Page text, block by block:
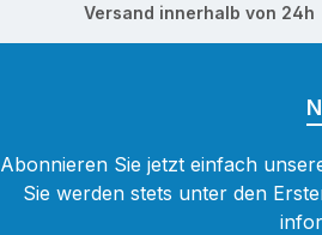
Versand innerhalb von 24h
Abonnieren Sie jetzt einfach
Sie werden stets unter den